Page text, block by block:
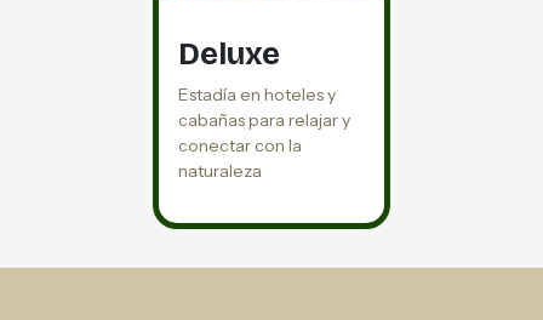
Deluxe
Estadía en hoteles y
cabañas para relajar y
conectar con la
naturaleza